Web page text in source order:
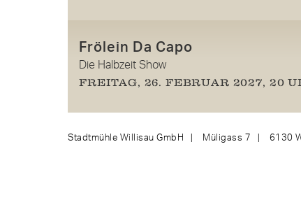
Frölein Da Capo
Die Halbzeit Show
FREITAG, 26. FEBRUAR 2027, 20
Stadtmühle Willisau GmbH Müligass 7 6130